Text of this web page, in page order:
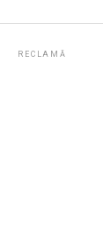
RECLAMĂ